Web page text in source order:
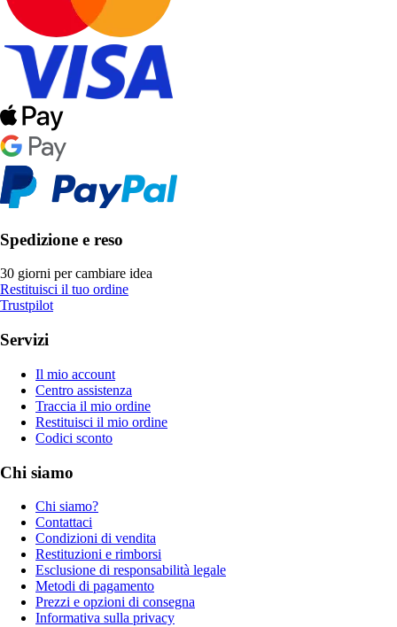
Spedizione e reso
30 giorni per cambiare idea
Restituisci il tuo ordine
Trustpilot
Servizi
Il mio account
Centro assistenza
Traccia il mio ordine
Restituisci il mio ordine
Codici sconto
Chi siamo
Chi siamo?
Contattaci
Condizioni di vendita
Restituzioni e rimborsi
Esclusione di responsabilità legale
Metodi di pagamento
Prezzi e opzioni di consegna
Informativa sulla privacy